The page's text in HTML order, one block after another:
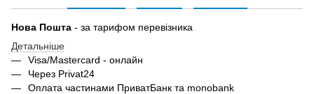
Нова Пошта - за тарифом перевізника
Детальніше
Visa/Mastercard - онлайн
Через Privat24
Оплата частинами ПриватБанк та monobank